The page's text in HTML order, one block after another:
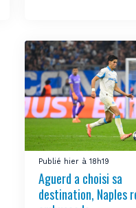
Publié hier à 18h19
Aguerd a choisi sa
destination, Naples